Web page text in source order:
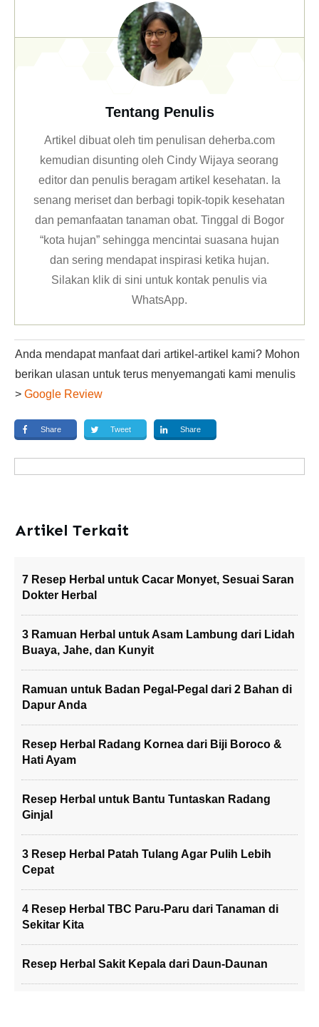
Vaginal Discharge
Tentang Penulis
Artikel dibuat oleh tim penulisan deherba.com
kemudian disunting oleh Cindy Wijaya seorang
editor dan penulis beragam artikel kesehatan. Ia
senang meriset dan berbagi topik-topik kesehatan
dan pemanfaatan tanaman obat. Tinggal di Bogor
“kota hujan” sehingga mencintai suasana hujan
dan sering mendapat inspirasi ketika hujan.
Silakan klikdi sini untuk kontak penulis via
WhatsApp.
Anda mendapat manfaat dari artikel-artikel kami? Mohon
berikan ulasan untuk terus menyemangati kami menulis
> Google Review
Share Tweet Share
Artikel Terkait
7 Resep Herbal untuk Cacar Monyet, Sesuai Saran
Dokter Herbal
3 Ramuan Herbal untuk Asam Lambung dari Lidah
Buaya, Jahe, dan Kunyit
Ramuan untuk Badan Pegal-Pegal dari 2 Bahan di
Dapur Anda
Resep Herbal Radang Kornea dari Biji Boroco &
Hati Ayam
Resep Herbal untuk Bantu Tuntaskan Radang
Ginjal
3 Resep Herbal Patah Tulang Agar Pulih Lebih
Cepat
4 Resep Herbal TBC Paru-Paru dari Tanaman di
Sekitar Kita
Resep Herbal Sakit Kepala dari Daun-Daunan